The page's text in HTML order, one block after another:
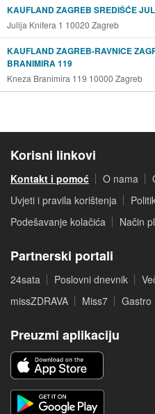
KAUFLAND ZAGREB SREDIŠĆE
Julija Knifera 1 10020 Zagreb
KAUFLAND ZAGREB-RAVNICE
BRANIMIRA 119
Kneza Branimira 119 10000 Zagreb
Korisni linkovi
Kontakt i pomoć O nama
Uvjeti i pravila korištenja
Podešavanje kolačića
Način
Partnerski portali
24sata Poslovni dnevnik
missZDRAVA
Miss7 Gastro
Preuzmi aplikaciju